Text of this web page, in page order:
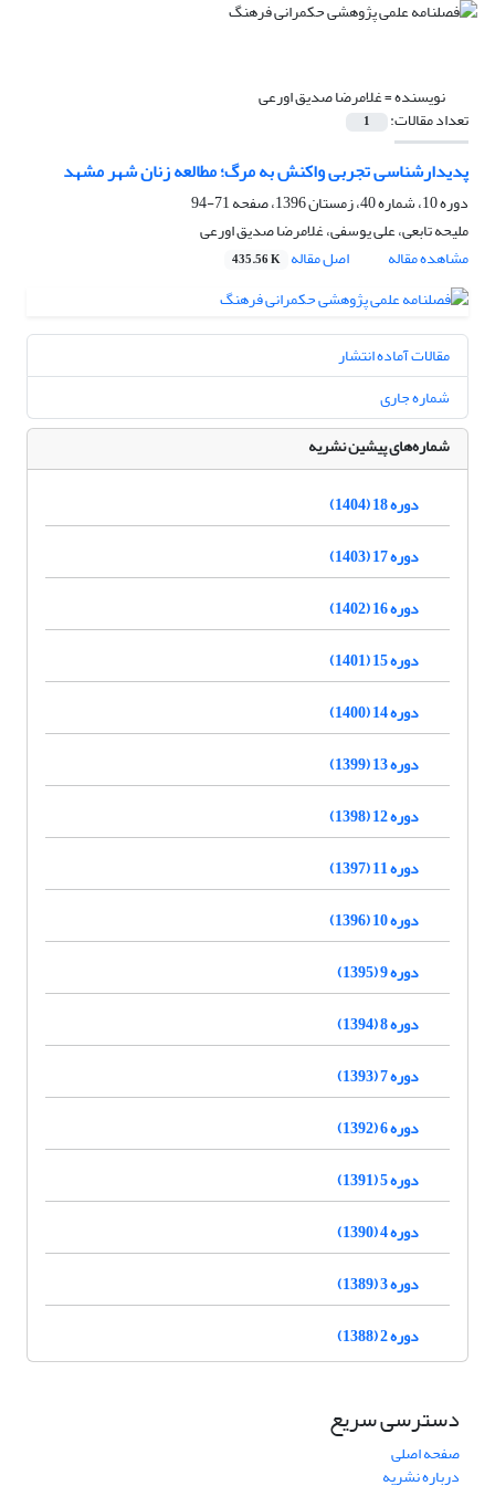
نویسنده =غلامرضا صدیق اورعی
تعداد مقالات: 1
پدیدارشناسی تجربی واکنش به مرگ؛ مطالعه زنان شهر مشهد
دوره 10، شماره 40، زمستان 1396، صفحه
71-94
ملیحه تابعی، علی یوسفی، غلامرضا صدیق اورعی
مشاهده مقاله
اصل مقاله 435.56 K
مقالات آماده انتشار
شماره جاری
شماره‌های پیشین نشریه
دوره 18 (1404)
دوره 17 (1403)
دوره 16 (1402)
دوره 15 (1401)
دوره 14 (1400)
دوره 13 (1399)
دوره 12 (1398)
دوره 11 (1397)
دوره 10 (1396)
دوره 9 (1395)
دوره 8 (1394)
دوره 7 (1393)
دوره 6 (1392)
دوره 5 (1391)
دوره 4 (1390)
دوره 3 (1389)
دوره 2 (1388)
دسترسی سریع
صفحه اصلی
درباره نشریه